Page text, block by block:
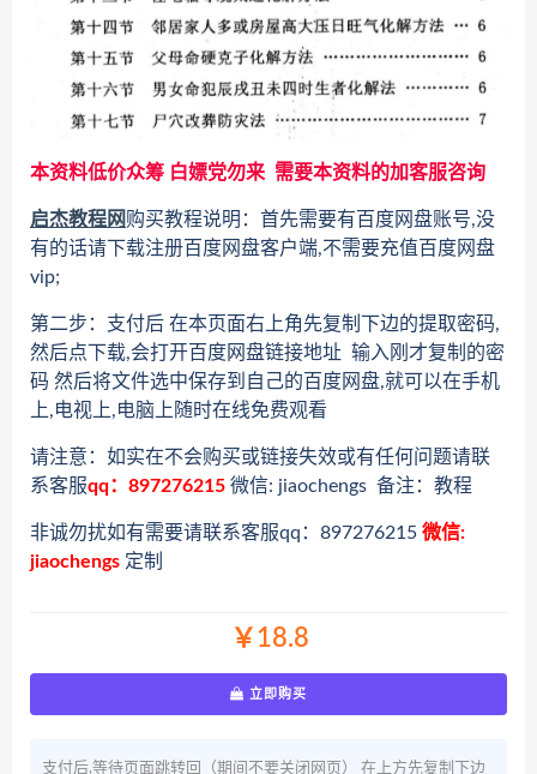
本资料低价众筹 白嫖党勿来 需要本资料的加客服咨询
启杰教程网购买教程说明：首先需要有百度网盘账号,没
有的话请下载注册百度网盘客户端,不需要充值百度网盘
vip;
第二步：支付后 在本页面右上角先复制下边的提取密码,
然后点下载,会打开百度网盘链接地址 输入刚才复制的密
码 然后将文件选中保存到自己的百度网盘,就可以在手机
上,电视上,电脑上随时在线免费观看
请注意：如实在不会购买或链接失效或有任何问题请联
系客服qq：897276215 微信: jiaochengs 备注：教程
非诚勿扰如有需要请联系客服qq：897276215 微信:
jiaochengs 定制
￥18.8
立即购买
支付后,等待页面跳转回（期间不要关闭网页） 在上方先复制下边